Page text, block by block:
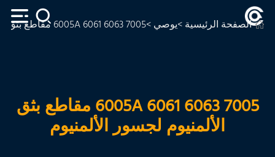
الصفحة الرئيسية>يوصي>6005A 6061 6063 7005 مقاطع بثق الألمنيوم لجسور الألمنيوم
6005A 6061 6063 7005 مقاطع بثق
الألمنيوم لجسور الألمنيوم